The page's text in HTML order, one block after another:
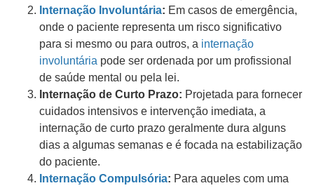
Internação Involuntária: Em casos de emergência,
onde o paciente representa um risco significativo
para si mesmo ou para outros, a internação
involuntária pode ser ordenada por um profissional
de saúde mental ou pela lei.
Internação de Curto Prazo: Projetada para fornecer
cuidados intensivos e intervenção imediata, a
internação de curto prazo geralmente dura alguns
dias a algumas semanas e é focada na estabilização
do paciente.
Internação Compulsória: Para aqueles com uma